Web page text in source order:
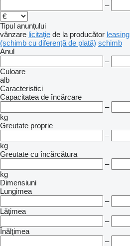
–
Tipul anunțului
vânzare licitaţie de la producător leasing
(schimb cu diferență de plată) schimb
Anul
–
Culoare
alb
Caracteristici
Capacitatea de încărcare
–
kg
Greutate proprie
–
kg
Greutate cu încărcătura
–
kg
Dimensiuni
Lungimea
–
Lăţimea
–
Înălţimea
–